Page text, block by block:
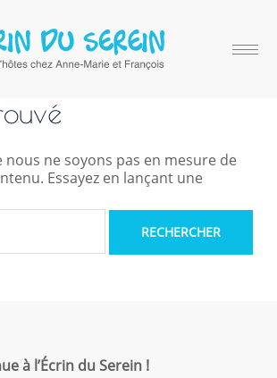
ne soyons pas en mesure de
Essayez en lançant une
à l’Écrin du Serein !